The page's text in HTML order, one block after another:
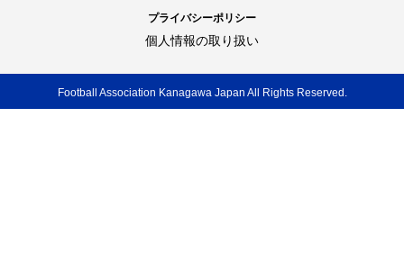
プライバシーポリシー
個人情報の取り扱い
Football Association Kanagawa Japan All Rights Reserved.